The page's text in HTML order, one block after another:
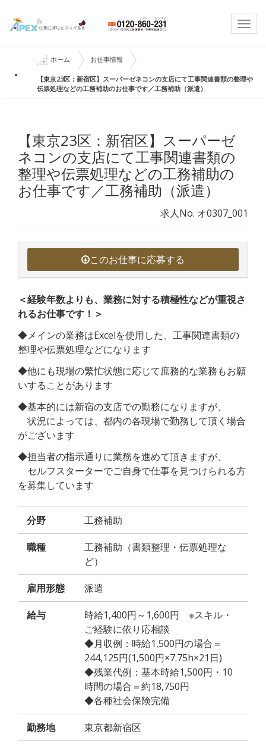
ホーム お仕事情報
【東京23区：新宿区】スーパーゼネコンの支店にて工事関連書類の整理や
伝票処理などの工務補助のお仕事です／工務補助（派遣）
【東京23区：新宿区】スーパーゼ
ネコンの支店にて工事関連書類の
整理や伝票処理などの工務補助の
お仕事です／工務補助（派遣）
求人No. オ0307_001
このお仕事に応募する
＜経験年数よりも、業務に対する積極性などが重視さ
れるお仕事です！＞
◆メインの業務はExcelを使用した、工事関連書類の
整理や伝票処理などになります
◆他にも現場の繁忙状態に応じて庶務的な業務もお願
いすることがあります
◆基本的には新宿の支店での勤務になりますが、
状況によっては、都内の各現場で勤務して頂く場合
がございます
◆担当者の指示通りに業務を進めて頂きますが、
セルフスターターでご自身で仕事を見つけられる方
を募集しています
分野 工務補助
職種
工務補助（書類整理・伝票処理な
ど）
雇用形態 派遣
給与
時給1,400円～1,600円 ※スキル・
ご経験に依り応相談
◆月収例：時給1,500円の場合＝
244,125円(1,500円×7.75h×21日)
◆残業代例：基本時給1,500円・10
時間の場合＝約18,750円
◆各種社会保険完備
勤務地 東京都新宿区